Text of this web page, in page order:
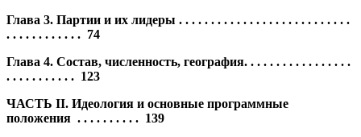
Глава 3. Партии и их лидеры . . . . . . . . . . . . . . . . . . . . . . . . . . .
. . . . . . . . . . . . 74
Глава 4. Состав, численность, география. . . . . . . . . . . . . . . . .
. . . . . . . . . . . 123
ЧАСТЬ II. Идеология и основные программные
положения . . . . . . . . . . 139